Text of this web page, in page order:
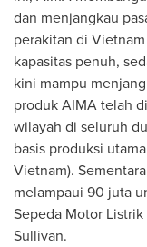
dan menjangkau
perakitan di Vietnam
kapasitas penuh,
kini mampu
produk AIMA telah
wilayah di seluruh
basis produksi
Vietnam).
melampaui 90 juta
Sepeda Motor
Sullivan.